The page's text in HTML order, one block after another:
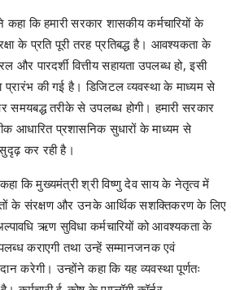
और पारदर्शी वित्तीय सहायता उपलब्ध हो, इसी
प्रारंभ की गई है। डिजिटल व्यवस्था के माध्यम से
समयबद्ध तरीके से उपलब्ध होगी। हमारी सरकार
आधारित प्रशासनिक सुधारों के माध्यम से
सुदृढ़ कर रही है।
कि मुख्यमंत्री श्री विष्णु देव साय के नेतृत्व में
के संरक्षण और उनके आर्थिक सशक्तिकरण के लिए
ऋण सुविधा कर्मचारियों को आवश्यकता के
कराएगी तथा उन्हें सम्मानजनक एवं
करेगी। उन्होंने कहा कि यह व्यवस्था पूर्णतः
कर्मचारी ई-कोष के एम्प्लॉयी कॉर्नर
से निर्धारित प्रक्रिया का पालन करते हुए इस
ऋण से संबंधित सभी शर्तें, ब्याज दर, ईएमआई,